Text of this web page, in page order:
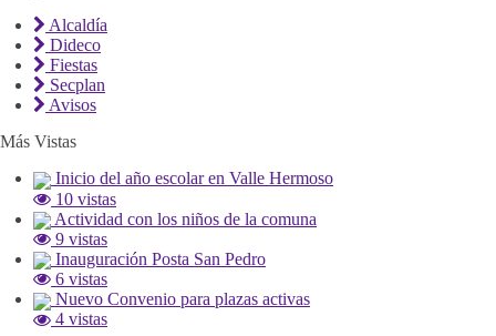
Alcaldía
Dideco
Fiestas
Secplan
Avisos
Más Vistas
Inicio del año escolar en Valle Hermoso
10 vistas
Actividad con los niños de la comuna
9 vistas
Inauguración Posta San Pedro
6 vistas
Nuevo Convenio para plazas activas
4 vistas